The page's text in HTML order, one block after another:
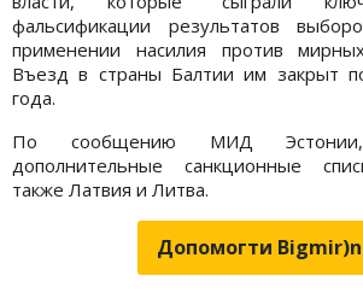
фальсификации результатов
применении насилия против
Въезд в страны Балтии им закрыт
года.
По сообщению МИД Эстонии,
дополнительные санкционные
также Латвия и Литва.
Допомогти